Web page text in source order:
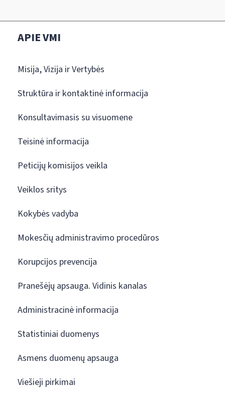
APIE VMI
Misija, Vizija ir Vertybės
Struktūra ir kontaktinė informacija
Konsultavimasis su visuomene
Teisinė informacija
Peticijų komisijos veikla
Veiklos sritys
Kokybės vadyba
Mokesčių administravimo procedūros
Korupcijos prevencija
Pranešėjų apsauga. Vidinis kanalas
Administracinė informacija
Statistiniai duomenys
Asmens duomenų apsauga
Viešieji pirkimai